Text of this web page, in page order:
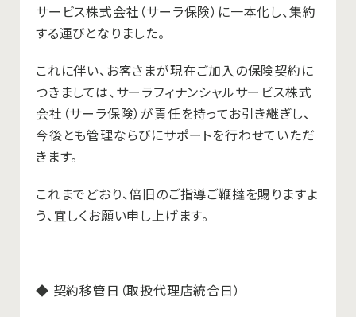
サービス株式会社（サーラ保険）に一本化し、集約
する運びとなりました。
これに伴い、お客さまが現在ご加入の保険契約に
つきましては、サーラフィナンシャルサービス株式
会社（サーラ保険）が責任を持ってお引き継ぎし、
今後とも管理ならびにサポートを行わせていただ
きます。
これまでどおり、倍旧のご指導ご鞭撻を賜りますよ
う、宜しくお願い申し上げます。
◆ 契約移管日（取扱代理店統合日）